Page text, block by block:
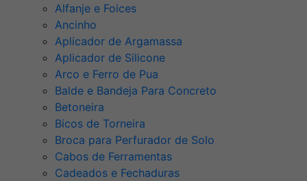
Alfanje e Foices
Ancinho
Aplicador de Argamassa
Aplicador de Silicone
Arco e Ferro de Pua
Balde e Bandeja Para Concreto
Betoneira
Bicos de Torneira
Broca para Perfurador de Solo
Cabos de Ferramentas
Cadeados e Fechaduras